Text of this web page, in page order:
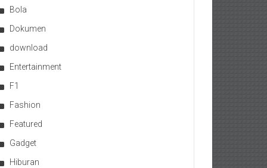
Bola
Dokumen
download
Entertainment
F1
Fashion
Featured
Gadget
Hiburan